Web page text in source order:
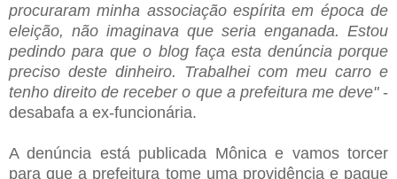
procuraram minha associação espírita em época de
eleição, não imaginava que seria enganada. Estou
pedindo para que o blog faça esta denúncia porque
preciso deste dinheiro. Trabalhei com meu carro e
tenho direito de receber o que a prefeitura me deve"-
desabafa a ex-funcionária.
A denúncia está publicada Mônica e vamos torcer
para que a prefeitura tome uma providência e pague